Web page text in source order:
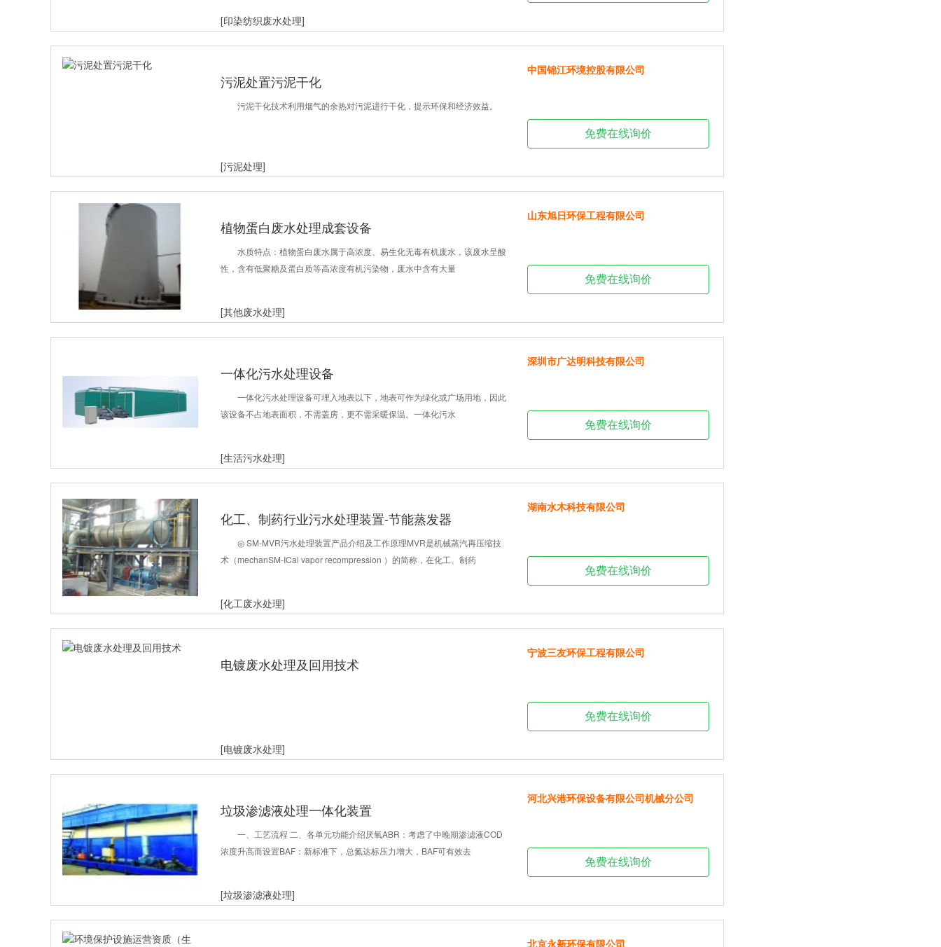
[印染纺织废水处理]
污泥处置污泥干化
污泥干化技术利用烟气的余热对污泥进行干化，提示环保和经济效益。
[污泥处理]
中国锦江环境控股有限公司
免费在线询价
植物蛋白废水处理成套设备
水质特点：植物蛋白废水属于高浓度、易生化无毒有机废水，该废水呈酸
性，含有低聚糖及蛋白质等高浓度有机污染物，废水中含有大量
[其他废水处理]
山东旭日环保工程有限公司
免费在线询价
一体化污水处理设备
一体化污水处理设备可埋入地表以下，地表可作为绿化或广场用地，因此
该设备不占地表面积，不需盖房，更不需采暖保温。一体化污水
[生活污水处理]
深圳市广达明科技有限公司
免费在线询价
化工、制药行业污水处理装置-节能蒸发器
◎ SM-MVR污水处理装置产品介绍及工作原理MVR是机械蒸汽再压缩技
术（mechanSM-ICal vapor recompression ）的简称，在化工、制药
[化工废水处理]
湖南水木科技有限公司
免费在线询价
电镀废水处理及回用技术
[电镀废水处理]
宁波三友环保工程有限公司
免费在线询价
垃圾渗滤液处理一体化装置
一、工艺流程 二、各单元功能介绍厌氧ABR：考虑了中晚期渗滤液COD
浓度升高而设置BAF：新标准下，总氮达标压力增大，BAF可有效去
[垃圾渗滤液处理]
河北兴港环保设备有限公司机械分公司
免费在线询价
北京永新环保有限公司